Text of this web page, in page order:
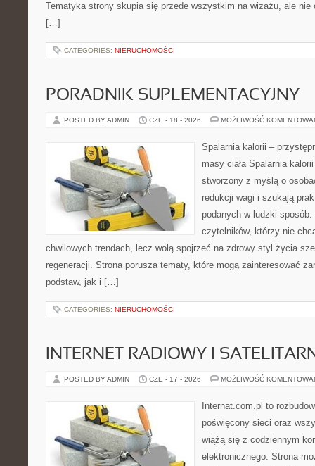
Tematyka strony skupia się przede wszystkim na wizażu, ale nie
[…]
CATEGORIES: NIERUCHOMOŚCI
PORADNIK SUPLEMENTACYJNY
POSTED BY ADMIN CZE - 18 - 2026 MOŻLIWOŚĆ
Spalarnia kalorii –
masy ciała Spalarnia
stworzony z myślą o
redukcji wagi i szukają
podanych w ludzki sposób.
czytelników, którzy nie
chwilowych trendach, lecz wolą spojrzeć na zdrowy styl życia
regeneracji. Strona porusza tematy, które mogą zainteresować
podstaw, jak i […]
CATEGORIES: NIERUCHOMOŚCI
INTERNET RADIOWY I
POSTED BY ADMIN CZE - 17 - 2026 MOŻLIWOŚĆ
Internat.com.pl to
poświęcony sieci oraz
wiążą się z codziennym
elektronicznego. Strona